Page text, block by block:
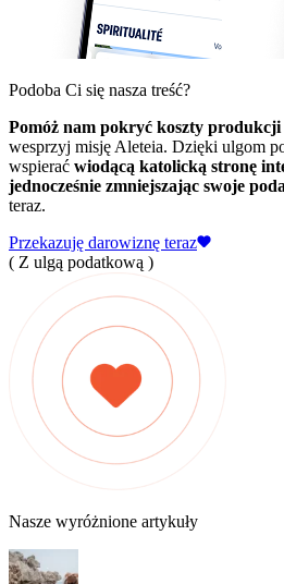
Podoba Ci się nasza treść?
Pomóż nam pokryć koszty produkcji
wesprzyj misję Aleteia. Dzięki ulgom
wspierać wiodącą katolicką stronę
jednocześnie zmniejszając swoje
teraz.
Przekazuję darowiznę teraz
( Z ulgą podatkową )
Nasze wyróżnione artykuły